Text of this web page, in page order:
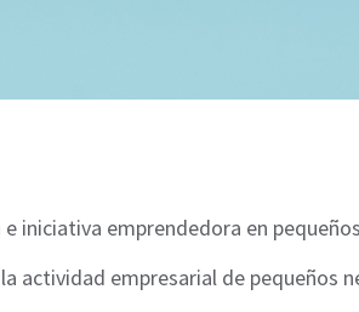
iniciativa emprendedora en
actividad empresarial de pequeños